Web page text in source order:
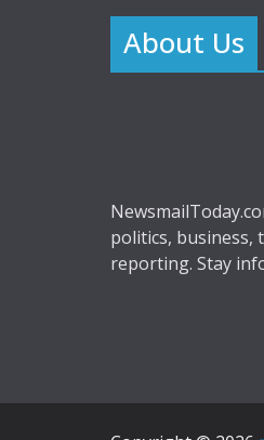
About Us
politics, business,
reporting. Stay